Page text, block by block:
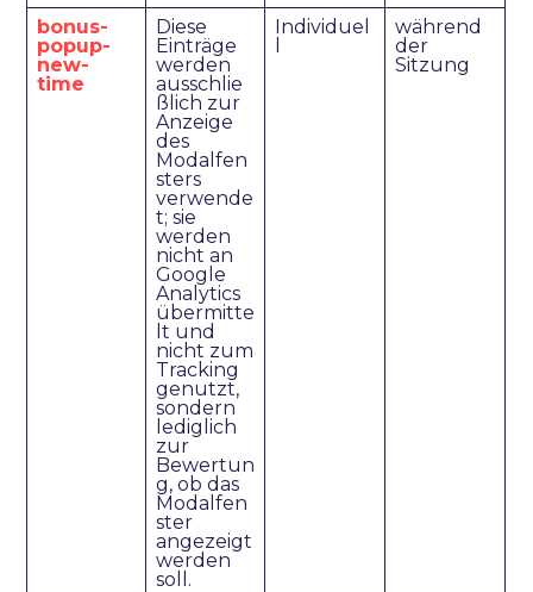
bonus-
popup-
new-
time
Diese
Einträge
werden
ausschlie
ßlich zur
Anzeige
des
Modalfen
sters
verwende
t; sie
werden
nicht an
Google
Analytics
übermitte
lt und
nicht zum
Tracking
genutzt,
sondern
lediglich
zur
Bewertun
g, ob das
Modalfen
ster
angezeigt
werden
soll.
Individuel
während
der
Sitzung